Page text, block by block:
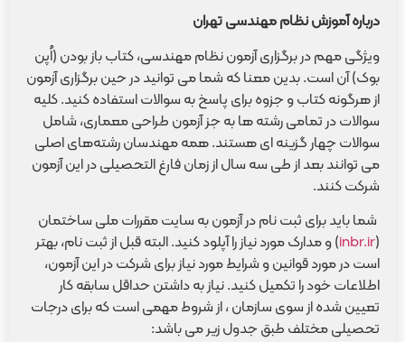
درباره آموزش نظام مهندسی تهران
ویژگی مهم در برگزاری آزمون نظام مهندسی، کتاب باز بودن (اُپن
بوک) آن است. بدین معنا که شما می توانید در حین برگزاری آزمون
از هرگونه کتاب و جزوه برای پاسخ به سوالات استفاده کنید. کلیه
سوالات در تمامی رشته ها به جز آزمون طراحی معماری، شامل
سوالات چهار گزینه ای هستند. همه مهندسان رشته‌های اصلی
می توانند بعد از طی سه سال از زمان فارغ التحصیلی در این آزمون
شرکت کنند.
شما باید برای ثبت نام در آزمون به سایت مقررات ملی ساختمان
(
inbr.ir) و مدارک مورد نیاز را آپلود کنید. البته قبل از ثبت نام، بهتر
است در مورد قوانین و شرایط مورد نیاز برای شرکت در این آزمون،
اطلاعات خود را تکمیل کنید. نیاز به داشتن حداقل سابقه کار
تعیین شده از سوی سازمان ، از شروط مهمی است که برای درجات
تحصیلی مختلف طبق جدول زیر می باشد: